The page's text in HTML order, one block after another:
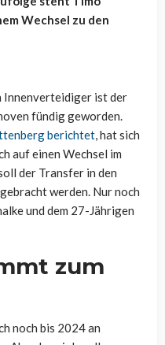
Wechsel zu den
Innenverteidiger ist der
fündig geworden.
berichtet, hat sich
auf einen Wechsel im
der Transfer in den
werden. Nur noch
und dem 27-Jährigen
zum
noch bis 2024 an